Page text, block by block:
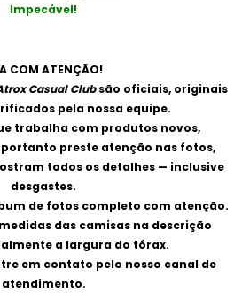
Impecável!
COM ATENÇÃO!
Casual Clubsão oficiais, originais
pela nossa equipe.
trabalha com produtos novos,
portanto preste atenção nas fotos,
todos os detalhes — inclusive
desgastes.
de fotos completo com atenção.
das camisas na descrição
a largura do tórax.
em contato pelo nosso canal de
atendimento.